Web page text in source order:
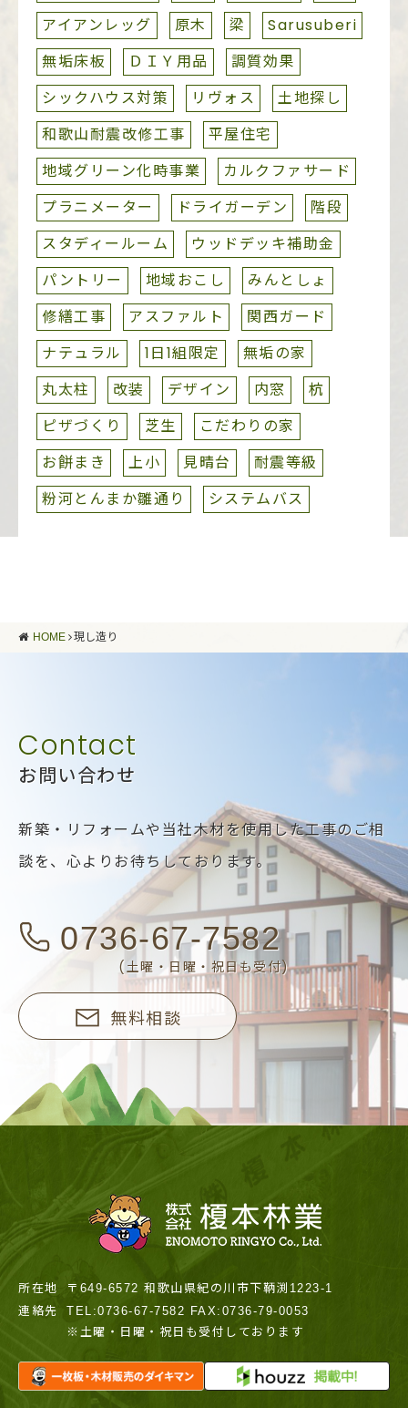
アイアンレッグ
原木 梁
Sarusuberi
無垢床板
ＤＩＹ用品
調質効果
シックハウス対策
リヴォス
土地探し
和歌山耐震改修工事
平屋住宅
地域グリーン化時事業
カルクファサード
プラニメーター
ドライガーデン
階段
スタディールーム
ウッドデッキ補助金
パントリー
地域おこし
みんとしょ
修繕工事
アスファルト
関西ガード
ナテュラル
1日1組限定
無垢の家
丸太柱
改装 デザイン 内窓
杭
ピザづくり
芝生
こだわりの家
お餅まき
上小 見晴台
耐震等級
粉河とんまか雛通り
システムバス
HOME 現し造り
お問い合わせ
新築・リフォームや当社木材を使用した工事のご相
談を、 心よりお待ちしております。
0736-67-7582
(土曜・日曜・祝日も受付)
無料相談
所在地
〒649-6572 和歌山県紀の川市下鞆渕1223-1
連絡先
TEL:0736-67-7582 FAX:0736-79-0053
※土曜・日曜・祝日も受付しております